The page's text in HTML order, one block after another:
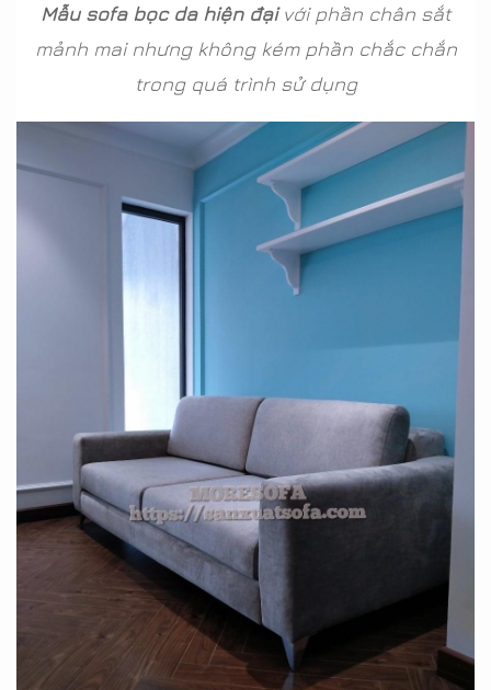
Mẫu sofa bọc da hiện đạivới phần chân sắt
mảnh mai nhưng không kém phần chắc chắn
trong quá trình sử dụng